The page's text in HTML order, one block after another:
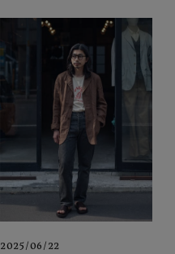
2025/06/22